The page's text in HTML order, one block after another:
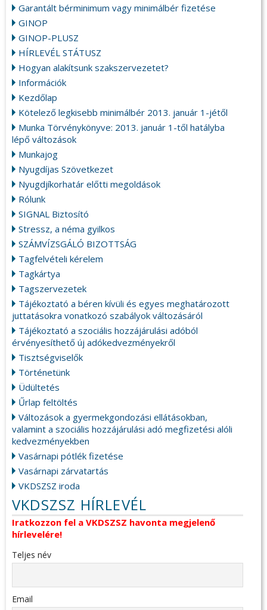
Garantált bérminimum vagy minimálbér fizetése
GINOP
GINOP-PLUSZ
HÍRLEVÉL STÁTUSZ
Hogyan alakítsunk szakszervezetet?
Információk
Kezdőlap
Kötelező legkisebb minimálbér 2013. január 1-jétől
Munka Törvénykönyve: 2013. január 1-től hatályba
lépő változások
Munkajog
Nyugdíjas Szövetkezet
Nyugdjíkorhatár előtti megoldások
Rólunk
SIGNAL Biztosító
Stressz, a néma gyilkos
SZÁMVÍZSGÁLÓ BIZOTTSÁG
Tagfelvételi kérelem
Tagkártya
Tagszervezetek
Tájékoztató a béren kívüli és egyes meghatározott
juttatásokra vonatkozó szabályok változásáról
Tájékoztató a szociális hozzájárulási adóból
érvényesíthető új adókedvezményekről
Tisztségviselők
Történetünk
Üdültetés
Űrlap feltöltés
Változások a gyermekgondozási ellátásokban,
valamint a szociális hozzájárulási adó megfizetési alóli
kedvezményekben
Vasárnapi pótlék fizetése
Vasárnapi zárvatartás
VKDSZSZ iroda
VKDSZSZ HÍRLEVÉL
Iratkozzon fel a VKDSZSZ havonta megjelenő
hírlevelére!
Teljes név
Email